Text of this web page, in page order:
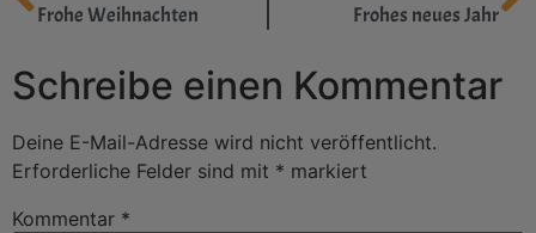
Frohe Weihnachten Frohes neues Jahr
Schreibe einen Kommentar
Deine E-Mail-Adresse wird nicht veröffentlicht.
Erforderliche Felder sind mit * markiert
Kommentar *